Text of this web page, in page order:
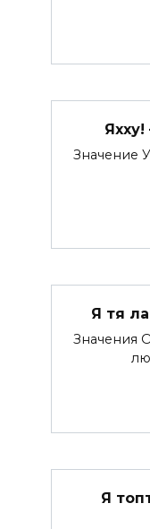
Значение
Я тя
Значения
Я